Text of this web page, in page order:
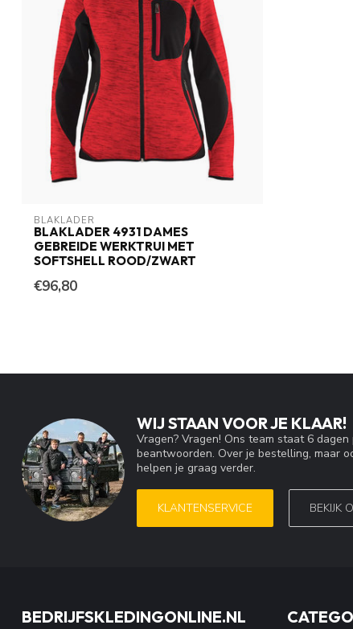
BLAKLADER
BLAKLADER 4931 DAMES
GEBREIDE WERKTRUI MET
SOFTSHELL ROOD/ZWART
€96,80
WIJ STAAN VOOR JE KLAAR!
Vragen? Vragen! Ons team staat 6
beantwoorden. Over je bestelling, maar
helpen je graag verder.
KLANTENSERVICE BEKIJK
BEDRIJFSKLEDINGONLINE.NL